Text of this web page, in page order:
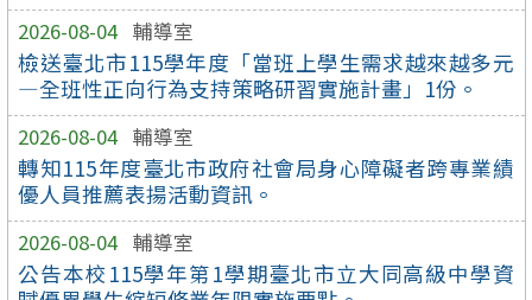
2026-08-04 輔導室
檢送臺北市115學年度「當班上學生需求越來越多元
—全班性正向行為支持策略研習實施計畫」1份。
2026-08-04 輔導室
轉知115年度臺北市政府社會局身心障礙者跨專業績
優人員推薦表揚活動資訊。
2026-08-04 輔導室
公告本校115學年第1學期臺北市立大同高級中學資